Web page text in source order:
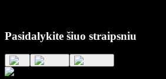
Pasidalykite šiuo straipsniu